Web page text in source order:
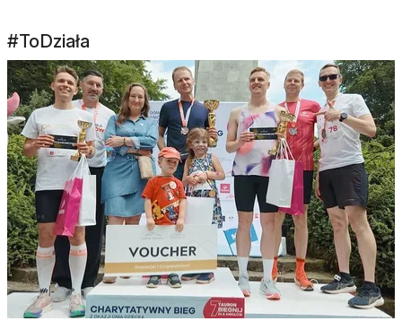
#ToDziała